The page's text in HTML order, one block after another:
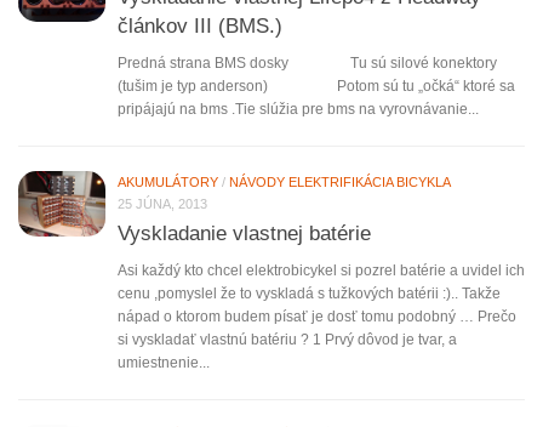
článkov III (BMS.)
Predná strana BMS dosky Tu sú silové konektory
(tušim je typ anderson) Potom sú tu „očká“ ktoré sa
pripájajú na bms .Tie slúžia pre bms na vyrovnávanie...
AKUMULÁTORY / NÁVODY ELEKTRIFIKÁCIA BICYKLA
25 JÚNA, 2013
Vyskladanie vlastnej batérie
Asi každý kto chcel elektrobicykel si pozrel batérie a uvidel ich
cenu ,pomyslel že to vyskladá s tužkových batérii :).. Takže
nápad o ktorom budem písať je dosť tomu podobný … Prečo
si vyskladať vlastnú batériu ? 1 Prvý dôvod je tvar, a
umiestnenie...